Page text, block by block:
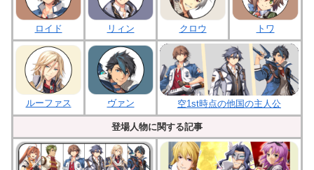
ロイド リィン クロウ トワ
ルーファス ヴァン 空1st時点の他国の主人公
登場人物に関する記事